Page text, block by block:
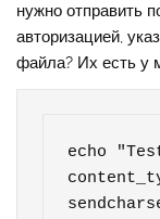
нужно отправить
авторизацией,
файла? Их есть у
echo